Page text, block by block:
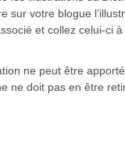
sur votre blogue
et collez celui-ci
ne peut être
ne doit pas en être